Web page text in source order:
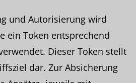
und Autorisierung wird
ein Token entsprechend
Dieser Token stellt
dar. Zur Absicherung